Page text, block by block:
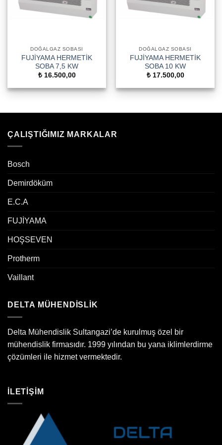
DOĞALGAZ SOBASI
FUJİYAMA HERMETİK
SOBA 7,5 KW
₺16.500,00
DOĞALGAZ SOBASI
FUJİYAMA HERMETİK
SOBA 10 KW
₺17.500,00
ÇALIŞTIĞIMIZ MARKALAR
Bosch
Demirdöküm
E.C.A
FUJİYAMA
HOŞSEVEN
Protherm
Vaillant
DELTA MÜHENDİSLİK
Delta Mühendislik Sultangazi’de kurulmuş özel bir
mühendislik firmasıdır. 1999 yılından bu yana iklimlerdirme
çözümleri ile hizmet vermektedir.
İLETİŞİM